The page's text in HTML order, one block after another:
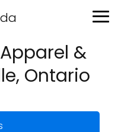
&
Ontario